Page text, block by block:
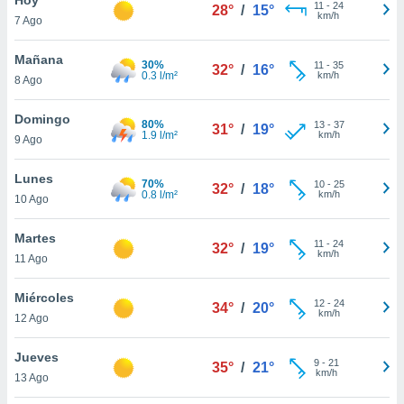
en
más
nuestra
de
cookies
aceptar
7 Ago
28° / 15° 11 - 24
km/h
Mañana
8 Ago
30%
0.3 l/m²
32° / 16° 11 - 35
km/h
Domingo
9 Ago
80%
1.9 l/m²
31° / 19° 13- 37
km/h
Lunes
10 Ago
70%
0.8 l/m²
32° / 18° 10- 25
km/h
Martes
11 Ago
32° / 19° 11 - 24
km/h
Miércoles
12 Ago
34° / 20° 12- 24
km/h
Jueves
13 Ago
35° / 21° 9- 21
km/h